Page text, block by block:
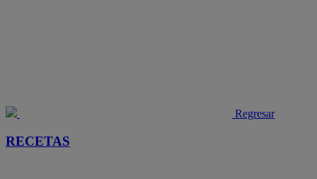
Regresar
RECETAS